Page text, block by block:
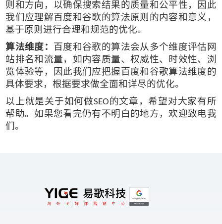
则和方向，以确保搜索结果的质量和公平性，因此
我们应理解百度和谷歌的算法原则的内容和意义，
基于原则进行合理和规范的优化。
算法维度： 百度和谷歌的算法会从多个维度评估网
站排名和流量，如内容质量、权威性、时效性、浏
览体验等，因此我们应把握百度和谷歌算法维度的
具体要求，根据要求做全面和详尽的优化。
以上就是关于如何做SEO的文章，希望对大家有所
帮助。如果您看完仍有不明白的地方，欢迎致电我
们。